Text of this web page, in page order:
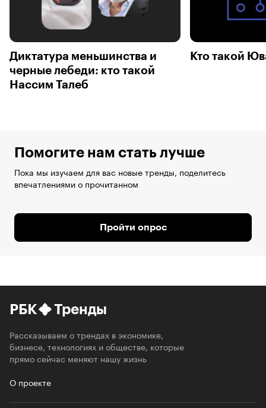
Диктатура меньшинства и
черные лебеди: кто такой
Нассим Талеб
Кто такой
Помогите нам стать лучше
Пока мы изучаем для вас новые тренды, поделитесь
впечатлениями о прочитанном
Пройти опрос
РБК Тренды
Рассказываем о трендах в экономике,
бизнесе, технологиях и обществе, которые
прямо сейчас меняют нашу жизнь
О проекте